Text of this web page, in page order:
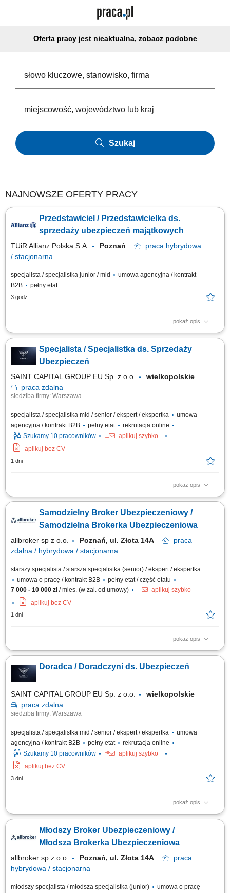
Oferta pracy jest nieaktualna, zobacz podobne
Szukaj
NAJNOWSZE OFERTY PRACY
Przedstawiciel / Przedstawicielka ds.
sprzedaży ubezpieczeń majątkowych
TUiR Allianz Polska S.A. Poznań praca hybrydowa
/ stacjonarna
specjalista / specjalistka junior / mid
umowa agencyjna / kontrakt
B2B
pełny etat
3 godz.
pokaż opis
Zakres obowiązków: Budowanie i rozwijanie relacji z klientami; Analiza
Prowadzenie spotkań online i stacjonarnych; Rozwijanie własnego
portfela klientów; Aktywne pozyskiwanie nowych kontaktów biznesowych;
Specjalista / Specjalistka ds. Sprzedaży
Ubezpieczeń
SAINT CAPITAL GROUP EU Sp. z o.o.
wielkopolskie
praca zdalna
siedziba firmy: Warszawa
specjalista / specjalistka mid / senior / ekspert / ekspertka
umowa
agencyjna / kontrakt B2B
pełny etat
rekrutacja online
Szukamy 10 pracowników
aplikuj szybko
aplikuj bez CV
1 dni
pokaż opis
Opis stanowiska: Kompleksowa obsługa klientów w zakresie produktów
pozyskiwanie nowych klientów. Analiza potrzeb i przygotowywanie
indywidualnych rozwiązań ubezpieczeniowych. Budowanie pozycji
Samodzielny Broker Ubezpieczeniowy /
Samodzielna Brokerka Ubezpieczeniowa
allbroker sp z o.o. Poznań, ul. Złota 14A
praca
zdalna / hybrydowa / stacjonarna
starszy specjalista / starsza specjalistka (senior) / ekspert / ekspertka
umowa o pracę / kontrakt B2B
pełny etat / część etatu
7 000 - 10 000 zł/ mies. (w zal. od umowy)
aplikuj szybko
aplikuj bez CV
1 dni
pokaż opis
Forma pracy zależy od uzgodnionego modelu współpracy: stacjonarna
przypadku współpracy B2B opartej na własnym lub mieszanym portfelu
klientów — również zdalna i mobilna. O stanowisku: Stanowisko obejmuje
Doradca / Doradczyni ds. Ubezpieczeń
SAINT CAPITAL GROUP EU Sp. z o.o.
wielkopolskie
praca zdalna
siedziba firmy: Warszawa
specjalista / specjalistka mid / senior / ekspert / ekspertka
umowa
agencyjna / kontrakt B2B
pełny etat
rekrutacja online
Szukamy 10 pracowników
aplikuj szybko
aplikuj bez CV
3 dni
pokaż opis
Opis stanowiska: Rozwijanie współpracy z obecnymi klientami oraz
ubezpieczeń na życie, majątkowych, komunikacyjnych i dla firm.
Budowanie długofalowych relacji oraz dopasowywanie rozwiązań do
Młodszy Broker Ubezpieczeniowy /
Młodsza Brokerka Ubezpieczeniowa
allbroker sp z o.o. Poznań, ul. Złota 14A
praca
hybrydowa / stacjonarna
młodszy specjalista / młodsza specjalistka (junior)
umowa o pracę